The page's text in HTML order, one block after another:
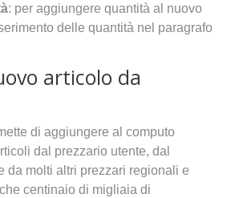
: per aggiungere quantità al nuovo
delle quantità nel paragrafo
articolo da
di aggiungere al computo
dal prezzario utente, dal
da molti altri prezzari regionali e
centinaio di migliaia di